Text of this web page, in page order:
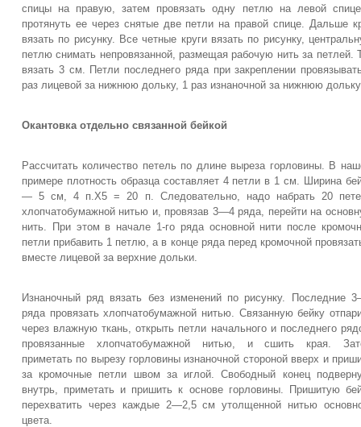
спицы на правую, затем провязать одну петлю на левой
протянуть ее через снятые две петли на правой спице. Дальше
вязать по рисунку. Все четные круги вязать по рисунку,
петлю снимать непровязанной, размещая рабочую нить за петлей.
вязать 3 см. Петли последнего ряда при закреплении
раз лицевой за нижнюю дольку, 1 раз изнаночной за нижнюю
Окантовка отдельно связанной бейкой
Рассчитать количество петель по длине выреза горловины. В
примере плотность образца составляет 4 петли в 1 см. Ширина
— 5 см, 4 п.Х5 = 20 п. Следовательно, надо набрать 20
хлопчатобумажной нитью и, провязав 3—4 ряда, перейти на
нить. При этом в начале 1-го ряда основной нити после
петли прибавить 1 петлю, а в конце ряда перед кромочной
вместе лицевой за верхние дольки.
Изнаночный ряд вязать без изменений по рисунку. Последние
ряда провязать хлопчатобумажной нитью. Связанную бейку
через влажную ткань, открыть петли начального и последнего
провязанные хлопчатобумажной нитью, и сшить края.
приметать по вырезу горловины изнаночной стороной вверх и
за кромочные петли швом за иглой. Свободный конец
внутрь, приметать и пришить к основе горловины. Пришитую
перехватить через каждые 2—2,5 см утолщенной нитью
цвета.